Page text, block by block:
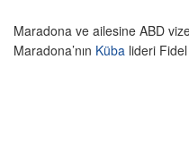
Maradona ve ailesine ABD
Maradona’nın Küba lideri Fidel